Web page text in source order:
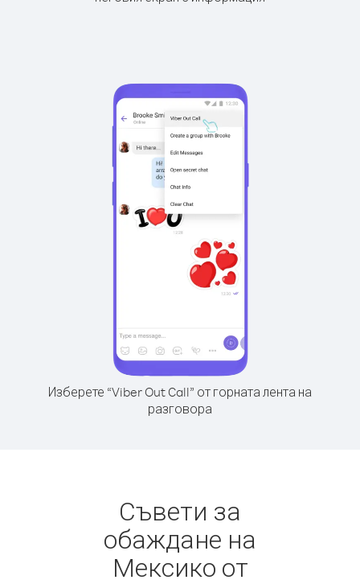
Изберете “Viber Out Call” от горната лента на
разговора
Съвети за
обаждане на
Мексико от